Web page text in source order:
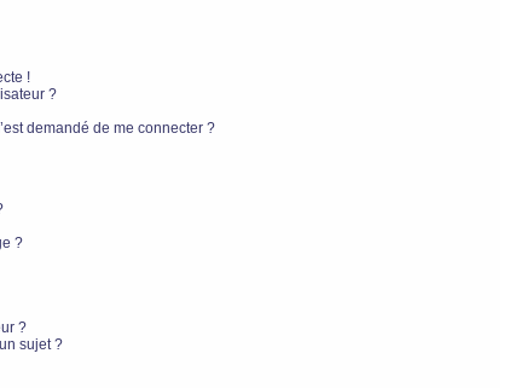
!
?
demandé de me connecter ?
?
?
sujet ?